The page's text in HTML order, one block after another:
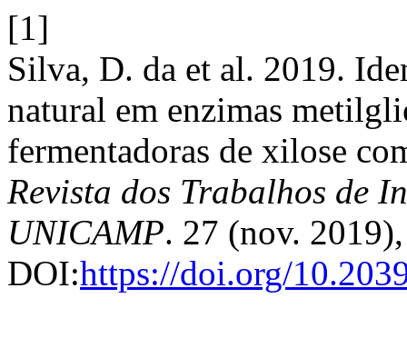
[1]
Silva, D. da et al. 2019.
natural em enzimas
fermentadoras de xilose
Revista dos Trabalhos de
UNICAMP. 27 (nov.
DOI:https://doi.org/